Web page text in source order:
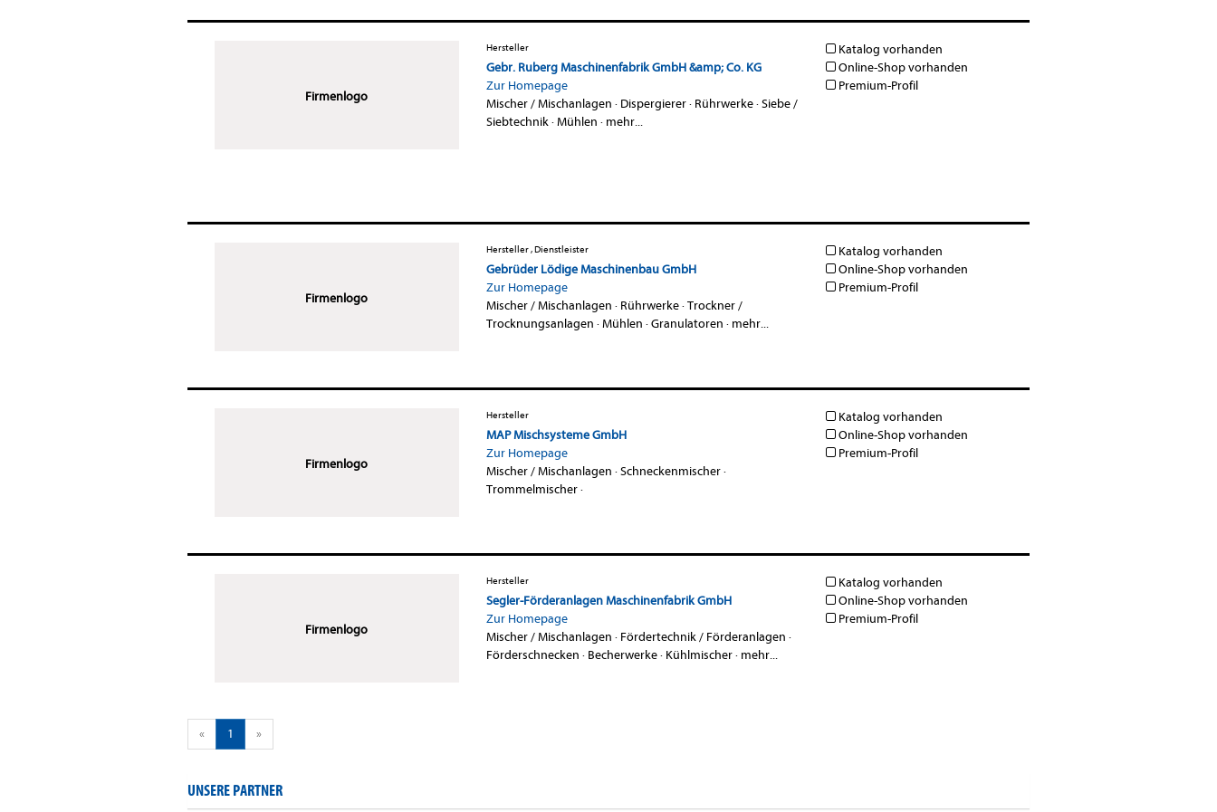
Firmenlogo
Hersteller
Gebr. Ruberg Maschinenfabrik GmbH &amp; Co. KG
Zur Homepage
Mischer / Mischanlagen · Dispergierer· Rührwerke·Siebe /
Siebtechnik·Mühlen · mehr...
Katalog vorhanden
Online-Shop vorhanden
Premium-Profil
Firmenlogo
Hersteller , Dienstleister
Gebrüder Lödige Maschinenbau GmbH
Zur Homepage
Mischer / Mischanlagen · Rührwerke·Trockner /
Trocknungsanlagen ·Mühlen ·Granulatoren · mehr...
Katalog vorhanden
Online-Shop vorhanden
Premium-Profil
Firmenlogo
Hersteller
MAP Mischsysteme GmbH
Zur Homepage
Mischer / Mischanlagen ·Schneckenmischer·
Trommelmischer·
Katalog vorhanden
Online-Shop vorhanden
Premium-Profil
Firmenlogo
Hersteller
Segler-Förderanlagen Maschinenfabrik GmbH
Zur Homepage
Mischer / Mischanlagen · Fördertechnik / Förderanlagen ·
Förderschnecken · Becherwerke· Kühlmischer· mehr...
Katalog vorhanden
Online-Shop vorhanden
Premium-Profil
« 1 »
UNSERE PARTNER